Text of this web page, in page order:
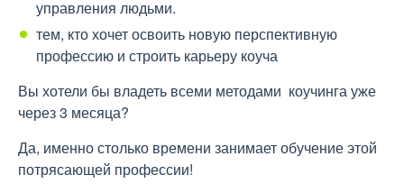
управления людьми.
тем, кто хочет освоить новую перспективную
профессию и строить карьеру коуча
Вы хотели бы владеть всеми методами коучинга уже
через 3 месяца?
Да, именно столько времени занимает обучение этой
потрясающей профессии!